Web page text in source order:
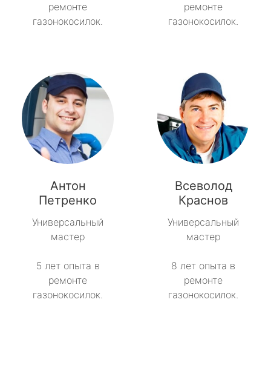
ремонте
газонокосилок.
ремонте
газонокосилок.
Антон
Петренко
Универсальный
мастер
5 лет опыта в
ремонте
газонокосилок.
Всеволод
Краснов
Универсальный
мастер
8 лет опыта в
ремонте
газонокосилок.